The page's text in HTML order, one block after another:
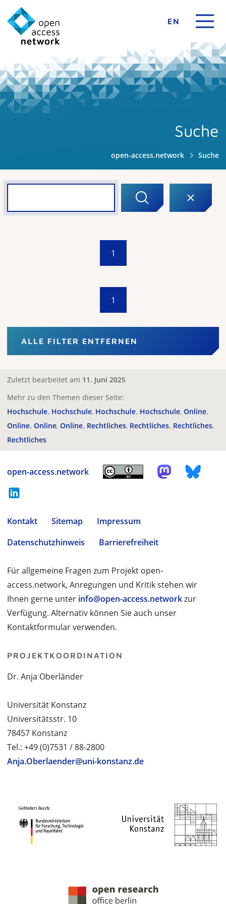
EN
Suche
open-access.network Suche
1
1
ALLE FILTER ENTFERNEN
Zuletzt bearbeitet am 11. Juni 2025
Mehr zu den Themen dieser Seite:
Hochschule Hochschule Hochschule Hochschule Online
Online Online Online Rechtliches Rechtliches Rechtliches
Rechtliches
open-access.network
Kontakt Sitemap
Impressum
Datenschutzhinweis
Barrierefreiheit
Für allgemeine Fragen zum Projekt open-
access.network, Anregungen und Kritik stehen wir
Ihnen gerne unter info@open-access.networkzur
Verfügung. Alternativ können Sie auch unser
Kontaktformular verwenden.
PROJEKTKOORDINATION
Dr. Anja Oberländer
Universität Konstanz
Universitätsstr. 10
78457 Konstanz
Tel.: +49 (0)7531 / 88-2800
Anja.Oberlaender@uni-konstanz.de